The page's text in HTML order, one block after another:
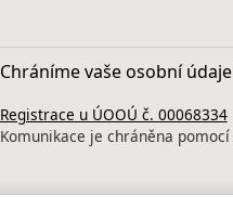
Chráníme vaše osobní údaje
Registrace u ÚOOÚ č. 00068334
Komunikace je chráněna pomocí